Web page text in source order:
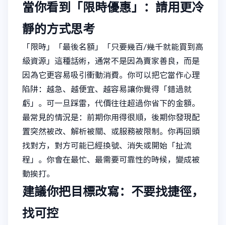
當你看到「限時優惠」：請用更冷
靜的方式思考
「限時」「最後名額」「只要幾百/幾千就能買到高
級資源」這種話術，通常不是因為賣家善良，而是
因為它更容易吸引衝動消費。你可以把它當作心理
陷阱：越急、越便宜、越容易讓你覺得「錯過就
虧」。可一旦踩雷，代價往往超過你省下的金額。
最常見的情況是：前期你用得很順，後期你發現配
置突然被改、解析被關、或服務被限制。你再回頭
找對方，對方可能已經換號、消失或開始「扯流
程」。你會在最忙、最需要可靠性的時候，變成被
動挨打。
建議你把目標改寫：不要找捷徑，
找可控